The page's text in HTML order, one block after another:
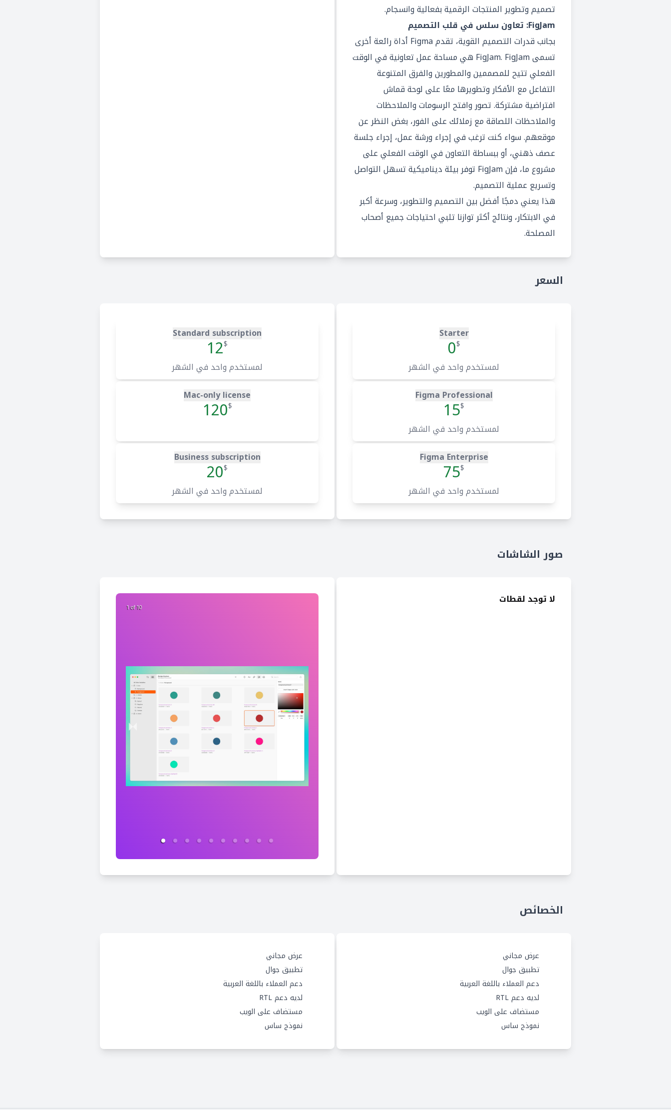
تصميم وتطوير المنتجات الرقمية بفعالية وانسجام.
FigJam: تعاون سلس في قلب التصميم
بجانب قدرات التصميم القوية، تقدم Figma أداة رائعة أخرى
تسمى FigJam.FigJam
هي مساحة عمل تعاونية في الوقت
الفعلي تتيح للمصممين والمطورين والفرق المتنوعة
التفاعل مع الأفكار وتطويرها معًا على لوحة قماش
افتراضية مشتركة. تصور وافتح الرسومات والملاحظات
والملاحظات اللصاقة مع زملائك على الفور، بغض النظر عن
موقعهم. سواء كنت ترغب في إجراء ورشة عمل، إجراء جلسة
عصف ذهني، أو ببساطة التعاون في الوقت الفعلي على
مشروع ما، فإن FigJam توفر بيئة ديناميكية تسهل التواصل
وتسريع عملية التصميم.
هذا يعني دمجًا أفضل بين التصميم والتطوير، وسرعة أكبر
في الابتكار، ونتائج أكثر توازنا تلبي احتياجات جميع أصحاب
المصلحة.
السعر
Starter
$
0
لمستخدم واحد في الشهر
Figma Professional
$
15
لمستخدم واحد في الشهر
Figma Enterprise
$
75
لمستخدم واحد في الشهر
Standard subscription
$
12
لمستخدم واحد في الشهر
Mac-only license
$
120
Business subscription
$
20
لمستخدم واحد في الشهر
صور الشاشات
لا توجد لقطات
2 of 10
الخصائص
عرض مجاني
تطبيق جوال
دعم العملاء باللغة العربية
لديه دعم RTL
مستضاف على الويب
نموذج ساس
عرض مجاني
تطبيق جوال
دعم العملاء باللغة العربية
لديه دعم RTL
مستضاف على الويب
نموذج ساس